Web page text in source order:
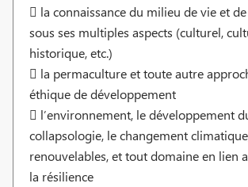
 la connaissance du milieu de vie et
sous ses multiples aspects (culturel,
historique, etc.)
 la permaculture et toute autre
éthique de développement
 l’environnement, le développement
collapsologie, le changement
renouvelables, et tout domaine en lien
la résilience